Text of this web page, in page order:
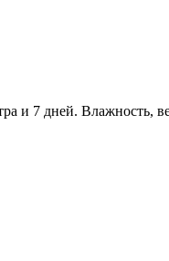
и 7 дней. Влажность,